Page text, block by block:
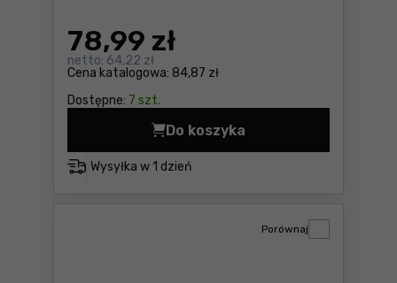
Cena katalogowa: 84,87 zł
78,99 zł
netto: 64,22 zł
Dostępne: 7 szt.
Wysyłka w 1 dzień
Do koszyka
Pirometr Neo 75-275 Cena
Porównaj